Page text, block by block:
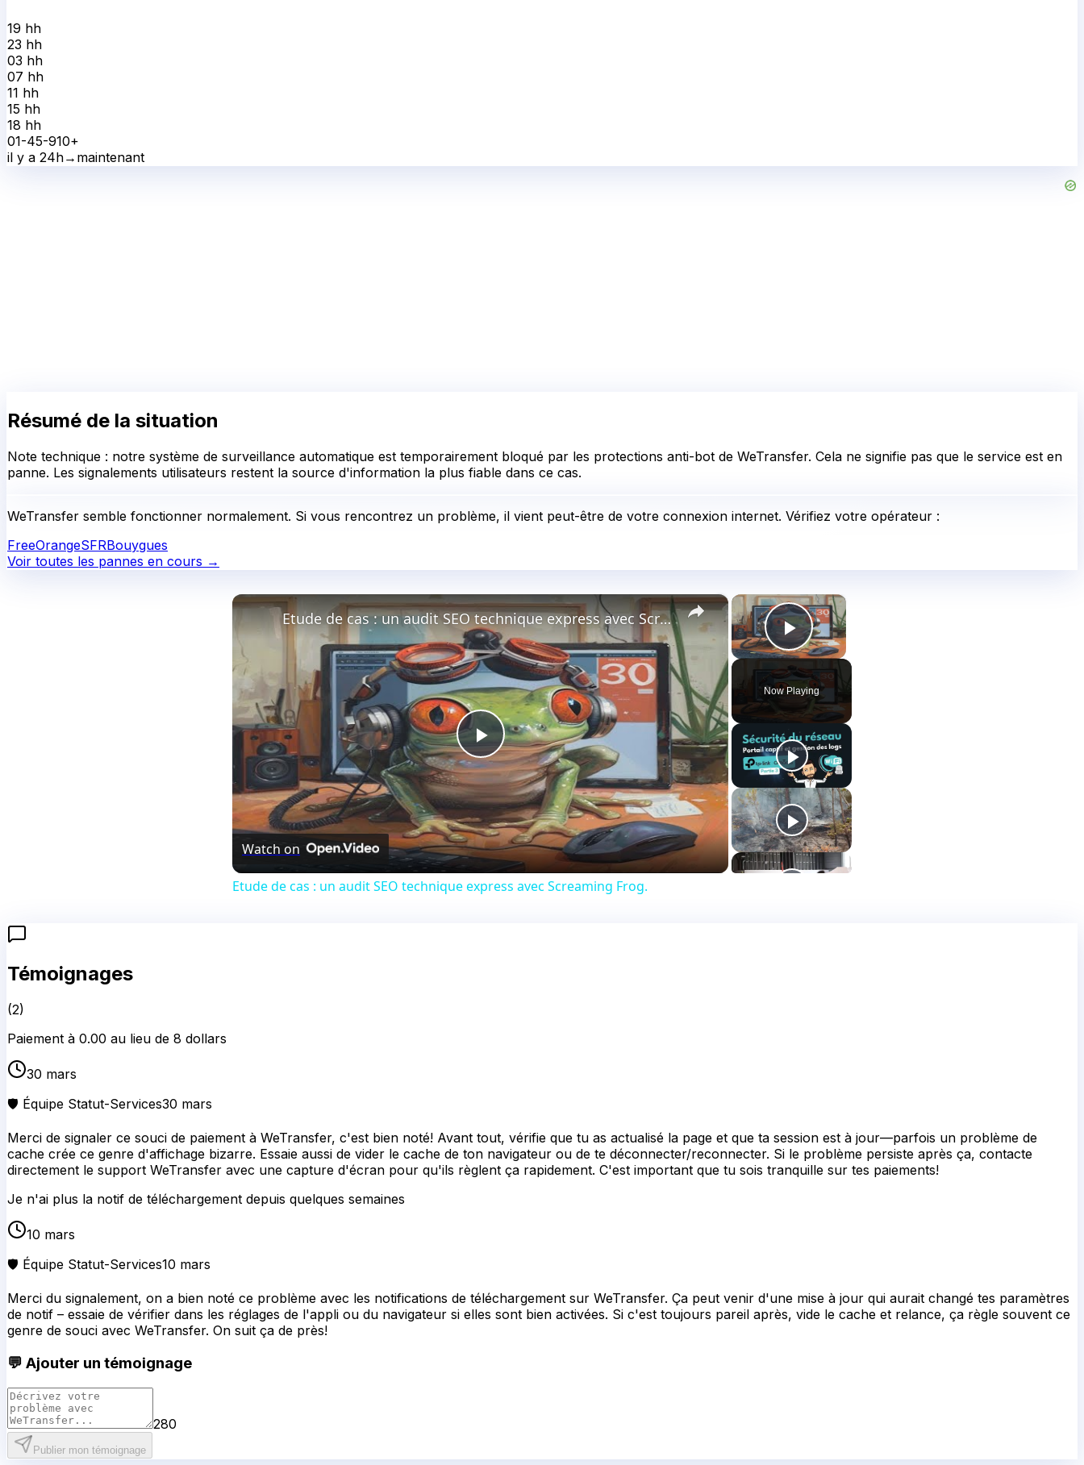
19 hh
23 hh
03 hh
07 hh
11 hh
15 hh
18 hh
01-45-910+
il y a 24h→ maintenant
Résumé de la situation
Note technique : notre système de surveillance automatique est temporairement bloqué par les protections anti-bot de WeTransfer. Cela ne signifie pas que le service est en
panne. Les signalements utilisateurs restent la source d'information la plus fiable dans ce cas.
WeTransfer semble fonctionner normalement. Si vous rencontrez un problème, il vient peut-être de votre connexion internet. Vérifiez votre opérateur :
FreeOrangeSFRBouygues
Voir toutes les pannes en cours →
×
Play Video
Now Playing
×
Play
Video
Etude de cas : un audit SEO technique express avec Screaming Frog.
Watch on
Etude de cas : un audit SEO technique express avec Screaming Frog.
Témoignages
(2)
Paiement à 0.00 au lieu de 8 dollars
30 mars
🛡️ Équipe Statut-Services30 mars
Merci de signaler ce souci de paiement à WeTransfer, c'est bien noté! Avant tout, vérifie que tu as actualisé la page et que ta session est à jour—parfois un problème de
cache crée ce genre d'affichage bizarre. Essaie aussi de vider le cache de ton navigateur ou de te déconnecter/reconnecter. Si le problème persiste après ça, contacte
directement le support WeTransfer avec une capture d'écran pour qu'ils règlent ça rapidement. C'est important que tu sois tranquille sur tes paiements!
Je n'ai plus la notif de téléchargement depuis quelques semaines
10 mars
🛡️ Équipe Statut-Services10 mars
Merci du signalement, on a bien noté ce problème avec les notifications de téléchargement sur WeTransfer. Ça peut venir d'une mise à jour qui aurait changé tes paramètres
de notif – essaie de vérifier dans les réglages de l'appli ou du navigateur si elles sont bien activées. Si c'est toujours pareil après, vide le cache et relance, ça règle souvent ce
genre de souci avec WeTransfer. On suit ça de près!
💬 Ajouter un témoignage
280
Publier mon témoignage